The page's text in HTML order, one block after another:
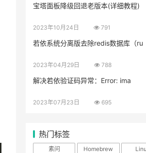
宝塔面板降级回退老版本(详细教程)
2023年10月24日 791
若依系统分离版去除redis数据库（ru
2023年04月29日 788
解决若依验证码异常：Error: ima
2023年07月23日 695
热门标签
素问 Homebrew